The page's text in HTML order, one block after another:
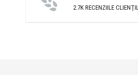
2.7K RECENZIILE